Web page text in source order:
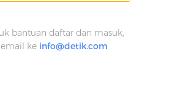
bantuan daftar dan masuk,
email ke info@detik.com